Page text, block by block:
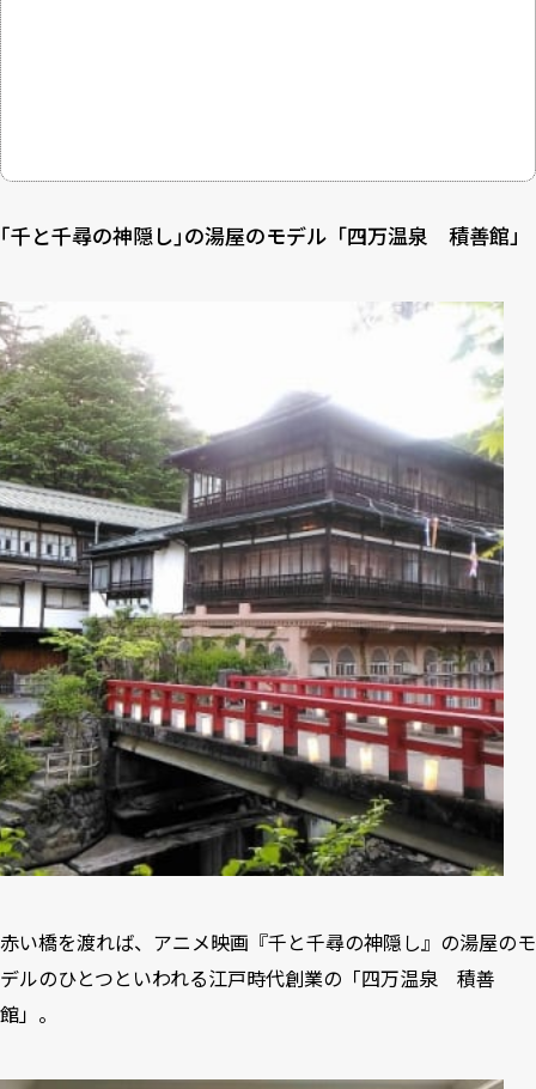
｢千と千尋の神隠し｣の湯屋のモデル「四万温泉 積善館」
赤い橋を渡れば、アニメ映画『千と千尋の神隠し』の湯屋のモ
デルのひとつといわれる江戸時代創業の「四万温泉 積善
館」。